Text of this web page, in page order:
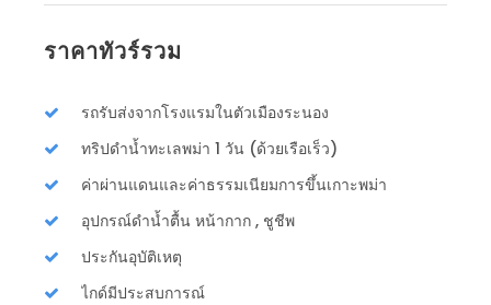
ราคาทัวร์รวม
รถรับส่งจากโรงแรมในตัวเมืองระนอง
ทริปดำน้ำทะเลพม่า 1 วัน (ด้วยเรือเร็ว)
ค่าผ่านแดนและค่าธรรมเนียมการขึ้นเกาะพม่า
อุปกรณ์ดำน้ำตื้น หน้ากาก , ชูชีพ
ประกันอุบัติเหตุ
ไกด์มีประสบการณ์